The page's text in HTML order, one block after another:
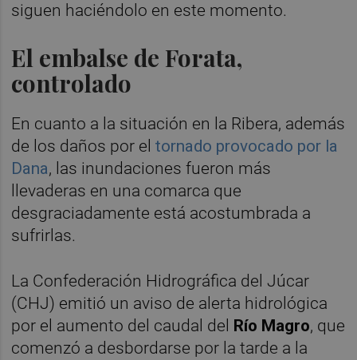
siguen haciéndolo en este momento.
El embalse de Forata,
controlado
En cuanto a la situación en la Ribera, además
de los daños por eltornado provocado por la
Dana, las inundaciones fueron más
llevaderas en una comarca que
desgraciadamente está acostumbrada a
sufrirlas.
La Confederación Hidrográfica del Júcar
(CHJ) emitió un aviso de alerta hidrológica
por el aumento del caudal del Río Magro, que
comenzó a desbordarse por la tarde a la